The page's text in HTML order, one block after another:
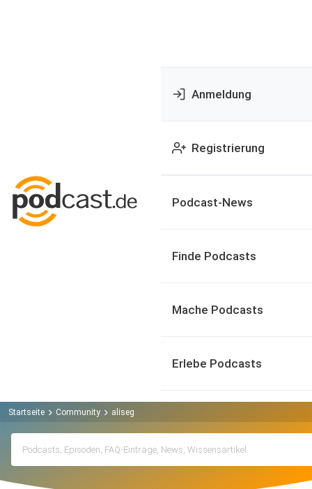
Anmeldung
Registrierung
Podcast-News
Finde Podcasts
Mache Podcasts
Erlebe Podcasts
Startseite Community aliseg